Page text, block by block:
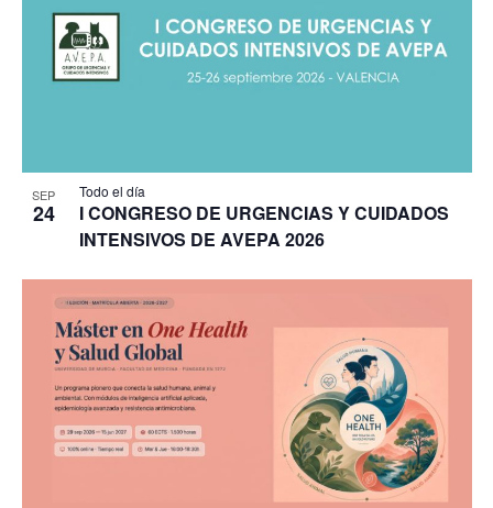
SEP
24
Todo el día
I CONGRESO DE URGENCIAS Y CUIDADOS
INTENSIVOS DE AVEPA 2026